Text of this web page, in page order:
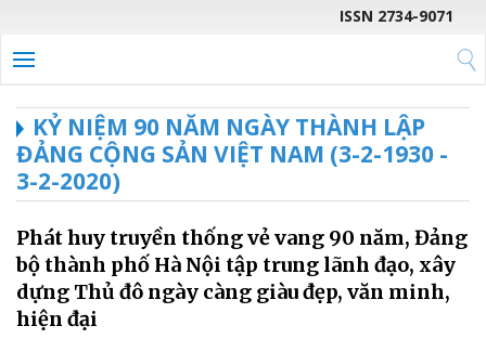
ISSN 2734-9071
KỶ NIỆM 90 NĂM NGÀY THÀNH LẬP
ĐẢNG CỘNG SẢN VIỆT NAM (3-2-1930 -
3-2-2020)
Phát huy truyền thống vẻ vang 90 năm, Đảng
bộ thành phố Hà Nội tập trung lãnh đạo, xây
dựng Thủ đô ngày càng giàu đẹp, văn minh,
hiện đại